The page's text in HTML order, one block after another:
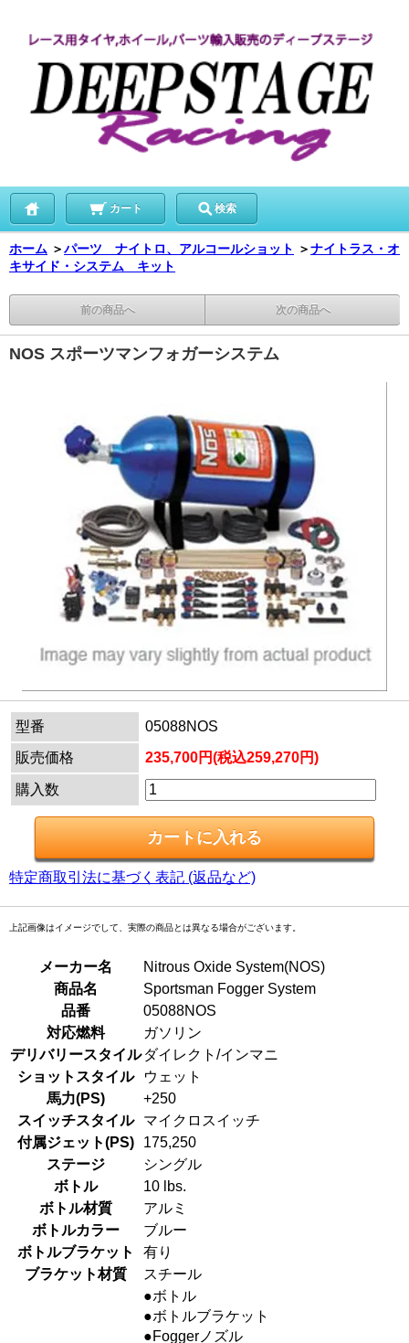
カート 検索
ホーム ＞パーツ ナイトロ、アルコールショット ＞ナイトラス・オ
キサイド・システム キット
前の商品へ 次の商品へ
NOS スポーツマンフォガーシステム
型番
05088NOS
販売価格
235,700円(税込259,270円)
購入数
特定商取引法に基づく表記 (返品など)
上記画像はイメージでして、実際の商品とは異なる場合がございます。
メーカー名
Nitrous Oxide System(NOS)
商品名
Sportsman Fogger System
品番
05088NOS
対応燃料
ガソリン
デリバリースタイル ダイレクト/インマニ
ショットスタイル
ウェット
馬力(PS)
+250
スイッチスタイル
マイクロスイッチ
付属ジェット(PS)
175,250
ステージ
シングル
ボトル
10 lbs.
ボトル材質
アルミ
ボトルカラー
ブルー
ボトルブラケット
有り
ブラケット材質
スチール
●ボトル
●ボトルブラケット
●Foggerノズル